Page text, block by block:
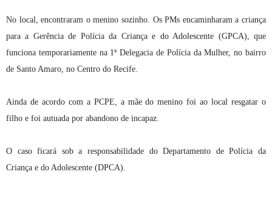
No local, encontraram o menino sozinho. Os PMs encaminharam a criança
para a Gerência de Polícia da Criança e do Adolescente (GPCA), que
funciona temporariamente na 1ª Delegacia de Polícia da Mulher, no bairro
de Santo Amaro, no Centro do Recife.
Ainda de acordo com a PCPE, a mãe do menino foi ao local resgatar o
filho e foi autuada por abandono de incapaz.
O caso ficará sob a responsabilidade do Departamento de Polícia da
Criança e do Adolescente (DPCA).